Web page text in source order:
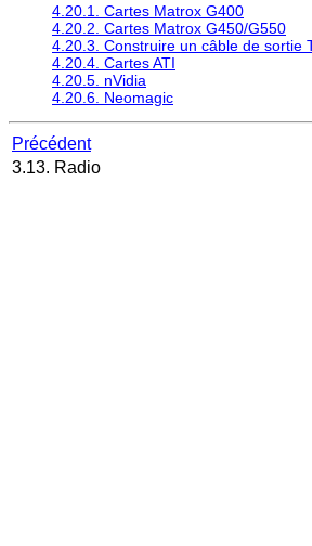
4.20.1. Cartes Matrox G400
4.20.2. Cartes Matrox G450/G550
4.20.3. Construire un câble de sortie
4.20.4. Cartes ATI
4.20.5. nVidia
4.20.6. Neomagic
Précédent
3.13. Radio